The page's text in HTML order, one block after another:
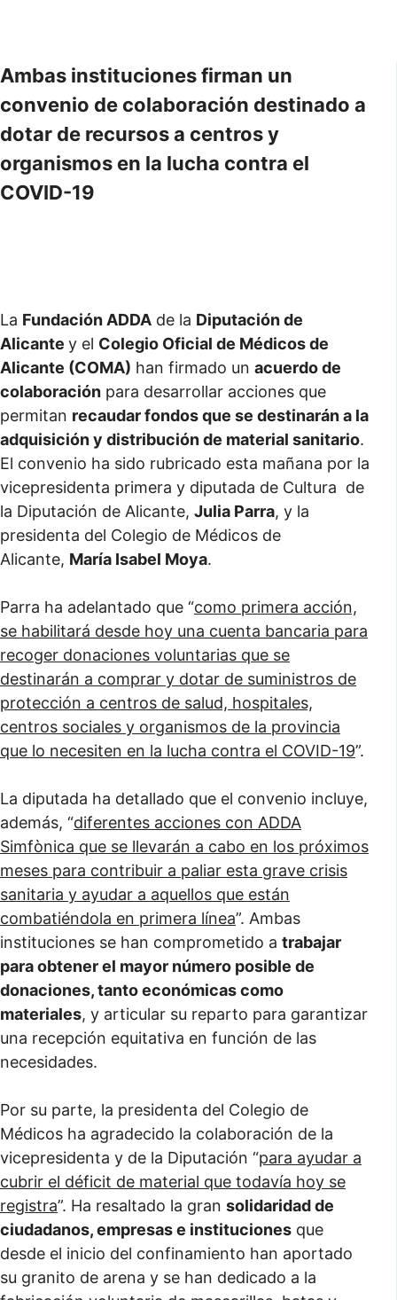
Ambas instituciones firman un
convenio de colaboración destinado a
dotar de recursos a centros y
organismos en la lucha contra el
COVID-19
La Fundación ADDA de la Diputación de
Alicante y el Colegio Oficial de Médicos de
Alicante (COMA) han firmado un acuerdo de
colaboración para desarrollar acciones que
permitan recaudar fondos que se destinarán a la
adquisición y distribución de material sanitario.
El convenio ha sido rubricado esta mañana por la
vicepresidenta primera y diputada de Cultura de
la Diputación de Alicante, Julia Parra, y la
presidenta del Colegio de Médicos de
Alicante, María Isabel Moya.
Parra ha adelantado que “como primera acción,
se habilitará desde hoy una cuenta bancaria para
recoger donaciones voluntarias que se
destinarán a comprar y dotar de suministros de
protección a centros de salud, hospitales,
centros sociales y organismos de la provincia
que lo necesiten en la lucha contra el COVID-19”.
La diputada ha detallado que el convenio incluye,
además, “diferentes acciones con ADDA
Simfònica que se llevarán a cabo en los próximos
meses para contribuir a paliar esta grave crisis
sanitaria y ayudar a aquellos que están
combatiéndola en primera línea”. Ambas
instituciones se han comprometido a trabajar
para obtener el mayor número posible de
donaciones, tanto económicas como
materiales, y articular su reparto para garantizar
una recepción equitativa en función de las
necesidades.
Por su parte, la presidenta del Colegio de
Médicos ha agradecido la colaboración de la
vicepresidenta y de la Diputación “para ayudar a
cubrir el déficit de material que todavía hoy se
registra”. Ha resaltado la gran solidaridad de
ciudadanos, empresas e instituciones que
desde el inicio del confinamiento han aportado
su granito de arena y se han dedicado a la